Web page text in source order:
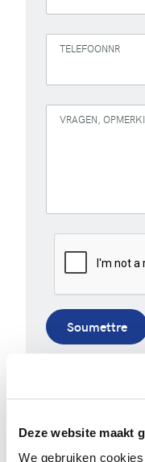
Deze website maakt
We gebruiken
TELEFOONNR
VRAGEN,
Soumettre
Lorsque vous
politique de